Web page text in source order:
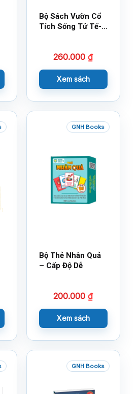
Bộ Sách Vườn Cổ
Tích Sống Tử Tế-
260.000₫
Xem sách
GNH Books
Bộ Thẻ Nhân Quả
– Cấp Độ Dễ
200.000₫
Xem sách
GNH Books